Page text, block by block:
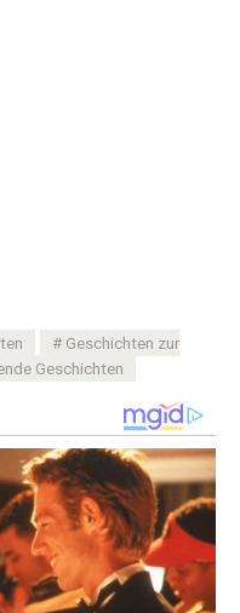
Geschichten zur
Geschichten